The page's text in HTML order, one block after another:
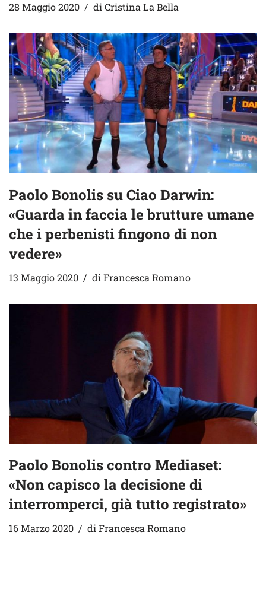
28 Maggio 2020 di Cristina La Bella
Paolo Bonolis su Ciao Darwin:
«Guarda in faccia le brutture umane
che i perbenisti fingono di non
vedere»
13 Maggio 2020 di Francesca Romano
Paolo Bonolis contro Mediaset:
«Non capisco la decisione di
interromperci, già tutto registrato»
16 Marzo 2020 di Francesca Romano